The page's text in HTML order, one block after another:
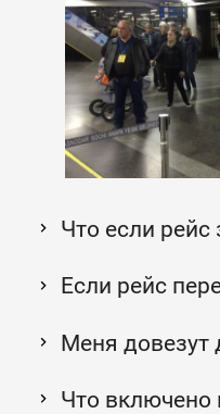
Что если рейс
Если рейс
Меня довезут
Что включено